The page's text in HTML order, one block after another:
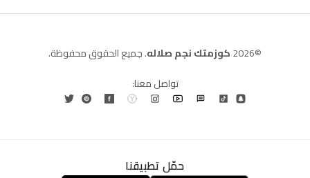
©2026 كوزمتك نجم صلاله. جميع الحقوق محفوظة.
تواصل معنا:
حمّل تطبيقنا